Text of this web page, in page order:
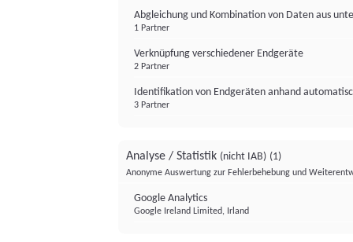
Abgleichung und Kombination von Daten aus
1 Partner
Verknüpfung verschiedener Endgeräte
2 Partner
Identifikation von Endgeräten anhand
3 Partner
Analyse / Statistik (nicht IAB) (1)
Anonyme Auswertung zur Fehlerbehebung und
Google Analytics
Google Ireland Limited, Irland